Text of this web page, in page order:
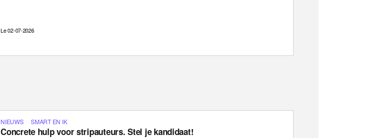
Le 02-07-2026
NIEUWS SMART EN IK
Concrete hulp voor stripauteurs. Stel je kandidaat!